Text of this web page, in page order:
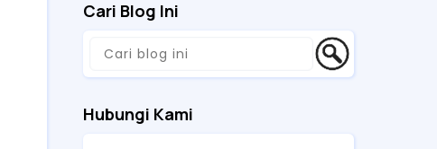
Cari Blog Ini
Hubungi Kami